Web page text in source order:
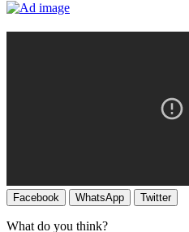
Facebook WhatsApp Twitter
What do you think?